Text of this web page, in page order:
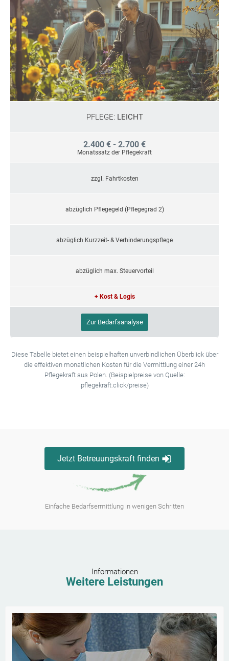
PFLEGE: LEICHT
2.400 € - 2.700 €
Monatssatz der Pflegekraft
zzgl. Fahrtkosten
abzüglich Pflegegeld (Pflegegrad 2)
abzüglich Kurzzeit- & Verhinderungspflege
abzüglich max. Steuervorteil
+ Kost & Logis
Zur Bedarfsanalyse
Diese Tabelle bietet einen beispielhaften unverbindlichen Überblick über
die effektiven monatlichen Kosten für die Vermittlung einer 24h
Pflegekraft aus Polen. (Beispielpreise von Quelle:
pflegekraft.click/preise)
Jetzt Betreuungskraft finden
Einfache Bedarfsermittlung in wenigen Schritten
Informationen
Weitere Leistungen